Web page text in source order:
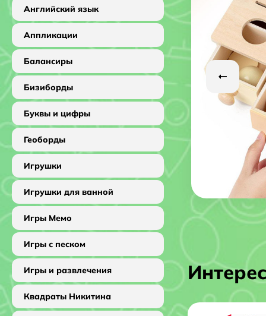
Английский язык
Аппликации
Балансиры
Бизиборды
Буквы и цифры
Геоборды
Игрушки
Игрушки для ванной
Игры Мемо
Игры с песком
Игры и развлечения
Квадраты Никитина